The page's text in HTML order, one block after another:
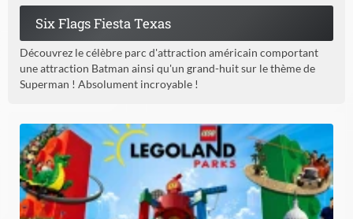
Six Flags Fiesta Texas
Découvrez le célèbre parc d'attraction américain comportant
une attraction Batman ainsi qu'un grand-huit sur le thème de
Superman ! Absolument incroyable !